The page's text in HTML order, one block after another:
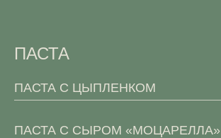
ПАСТА
ПАСТА С ЦЫПЛЕНКОМ
ПАСТА С СЫРОМ «МОЦАРЕЛЛА»